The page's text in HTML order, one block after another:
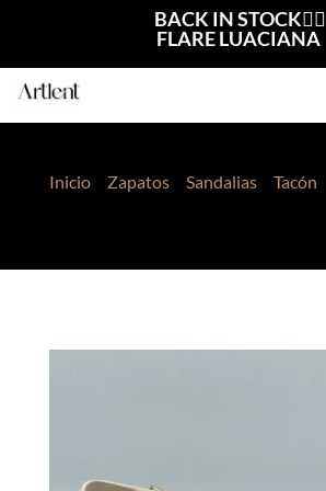
BACK IN STOCK❤️‍🔥
FLARE LUACIANA
Inicio> Zapatos> Sandalias> Tacón